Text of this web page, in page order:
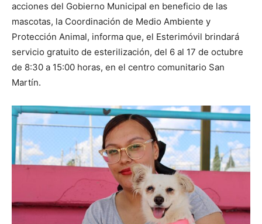
acciones del Gobierno Municipal en beneficio de las
mascotas, la Coordinación de Medio Ambiente y
Protección Animal, informa que, el Esterimóvil brindará
servicio gratuito de esterilización, del 6 al 17 de octubre
de 8:30 a 15:00 horas, en el centro comunitario San
Martín.